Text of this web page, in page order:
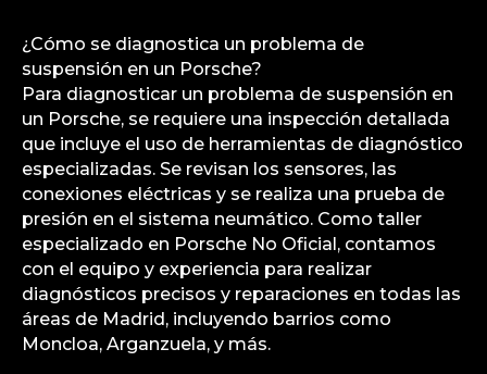
¿Cómo se diagnostica un problema de
suspensión en un Porsche?
Para diagnosticar un problema de suspensión en
un Porsche, se requiere una inspección detallada
que incluye el uso de herramientas de diagnóstico
especializadas. Se revisan los sensores, las
conexiones eléctricas y se realiza una prueba de
presión en el sistema neumático. Como taller
especializado en Porsche No Oficial, contamos
con el equipo y experiencia para realizar
diagnósticos precisos y reparaciones en todas las
áreas de Madrid, incluyendo barrios como
Moncloa, Arganzuela, y más.